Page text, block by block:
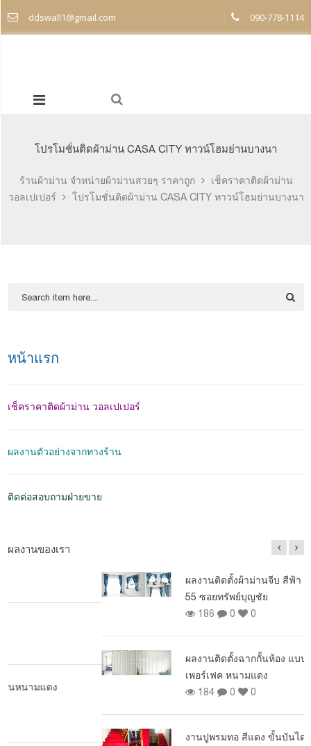
ddswall1@gmail.com 090-778-1114
โปรโมชั่นติดผ้าม่าน CASA CITY ทาวน์โฮมย่านบางนา
ร้านผ้าม่าน จำหน่ายผ้าม่านสวยๆ ราคาถูก
เช็คราคาติดผ้าม่าน
วอลเปเปอร์
โปรโมชั่นติดผ้าม่าน CASA CITY ทาวน์โฮมย่านบางนา
หน้าแรก
เช็คราคาติดผ้าม่าน วอลเปเปอร์
ผลงานตัวอย่างจากทางร้าน
ติดต่อสอบถามฝ่ายขาย
ผลงานของเรา
ผลงานติดตั้งผ้าม่านจีบ สีฟ้า หมู่บ้านนิรันดร์ วิลล์
55 ซอยทรัพย์บุญชัย
ผลงานติดตั้งฉากกั้นห้อง แบบทึบ ที่หมู่บ้านสุรริยา
เพอร์เฟค หนามแดง
งานปูพรมทอ สีแดง ขั้นบันได ย่านประชาชื่น